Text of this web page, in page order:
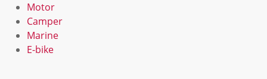
Motor
Camper
Marine
E-bike